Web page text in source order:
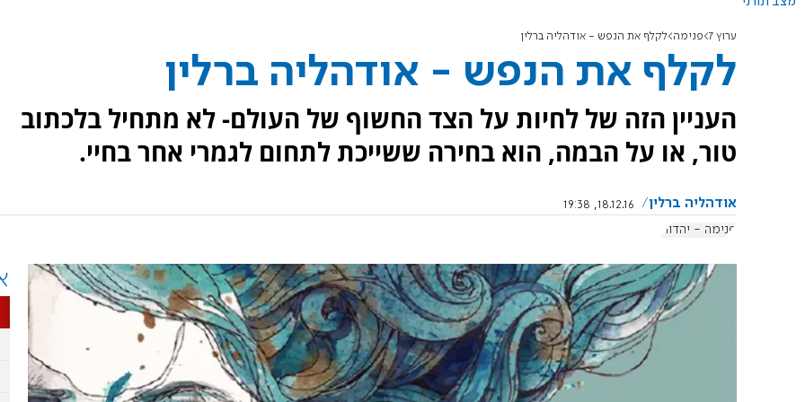
ערוץ 7 פנימה לקלף את הנפש - אודהליה ברלין
לקלף את הנפש - אודהליה ברלין
העניין הזה של לחיות על הצד החשוף של העולם- לא מתחיל בלכתוב
טור, או על הבמה, הוא בחירה ששייכת לתחום לגמרי אחר בחיי.
אודהליה ברלין
18.12.16, 19:38
פנימה - יהדות